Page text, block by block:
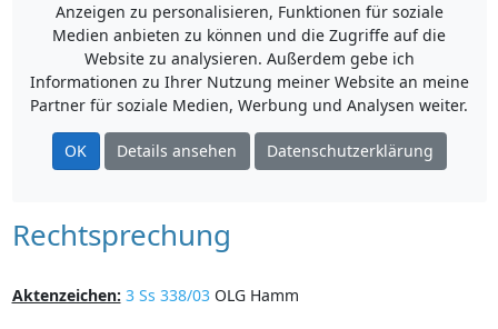
Anzeigen zu personalisieren, Funktionen für soziale
Medien anbieten zu können und die Zugriffe auf die
Website zu analysieren. Außerdem gebe ich
Informationen zu Ihrer Nutzung meiner Website an meine
Partner für soziale Medien, Werbung und Analysen weiter.
OK Details ansehen Datenschutzerklärung
Rechtsprechung
Aktenzeichen: 3 Ss 338/03OLG Hamm